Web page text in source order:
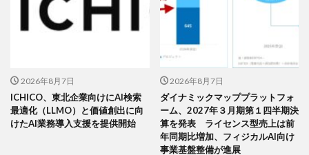
2026年8月7日
ICHICO、東北企業向けにAI検索
最適化（LLMO）と価値創出に向
けたAI業務導入支援を提供開始
2026年8月7日
ダイナミックマッププラットフォ
ーム、2027年３月期第１四半期決
算を発表 ライセンス型売上は前
年同期比増加、フィジカルAI向け
事業基盤整備が進展